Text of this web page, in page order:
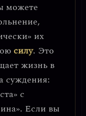
можете
их
силу. Это
жизнь в
суждения:
с
Если вы